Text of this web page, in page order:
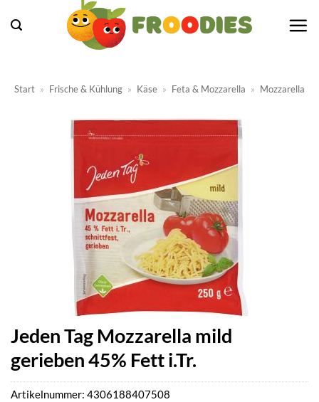
Inhalt
Start » Frische & Kühlung » Käse » Feta & Mozzarella » Mozzarella
Jeden Tag Mozzarella mild
gerieben 45% Fett i.Tr.
Artikelnummer: 4306188407508